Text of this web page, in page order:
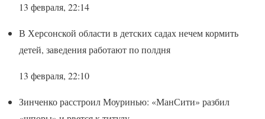
13 февраля, 22:14
В Херсонской области в детских садах нечем кормить
детей, заведения работают по полдня
13 февраля, 22:10
Зинченко расстроил Моуринью: «МанСити» разбил